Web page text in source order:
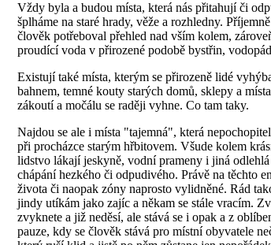
Vždy byla a budou místa, která nás přitahují či
šplháme na staré hrady, věže a rozhledny.
člověk potřeboval přehled nad vším kolem,
proudící voda v přirozené podobě bystřin,
Existují také místa, kterým se přirozeně lidé
bahnem, temné kouty starých domů, sklepy a
zákoutí a močálu se raději vyhne. Co tam taky.
Najdou se ale i místa "tajemná", která
při procházce starým hřbitovem. Všude kolem
lidstvo lákají jeskyně, vodní prameny i jiná
chápání hezkého či odpudivého. Právě na těchto
života či naopak zóny naprosto vylidněné. Rád
jindy utíkám jako zajíc a někam se stále vracím.
zvyknete a již neděsí, ale stává se i opak a z
pauze, kdy se člověk stává pro místní obyvatele